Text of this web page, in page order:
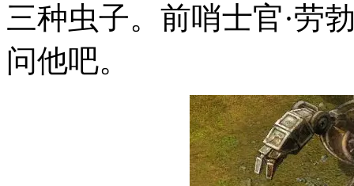
三种虫子。前哨士官·劳
问他吧。